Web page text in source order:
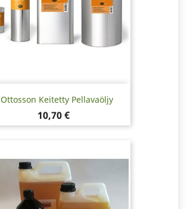
Ottosson Keitetty Pellavaöljy
Hinta
10,70 €